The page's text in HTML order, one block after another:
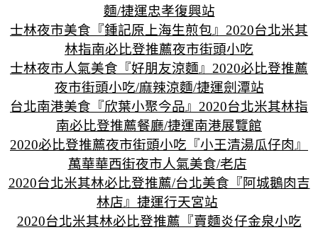
麵/捷運忠孝復興站
士林夜市美食『鍾記原上海生煎包』2020台北米其
林指南必比登推薦夜市街頭小吃
士林夜市人氣美食『好朋友涼麵』2020必比登推薦
夜市街頭小吃/麻辣涼麵/捷運劍潭站
台北南港美食『欣葉小聚今品』2020台北米其林指
南必比登推薦餐廳/捷運南港展覽館
2020必比登推薦夜市街頭小吃『小王清湯瓜仔肉』
萬華華西街夜市人氣美食/老店
2020台北米其林必比登推薦/台北美食『阿城鵝肉吉
林店』捷運行天宮站
2020台北米其林必比登推薦『賣麵炎仔金泉小吃